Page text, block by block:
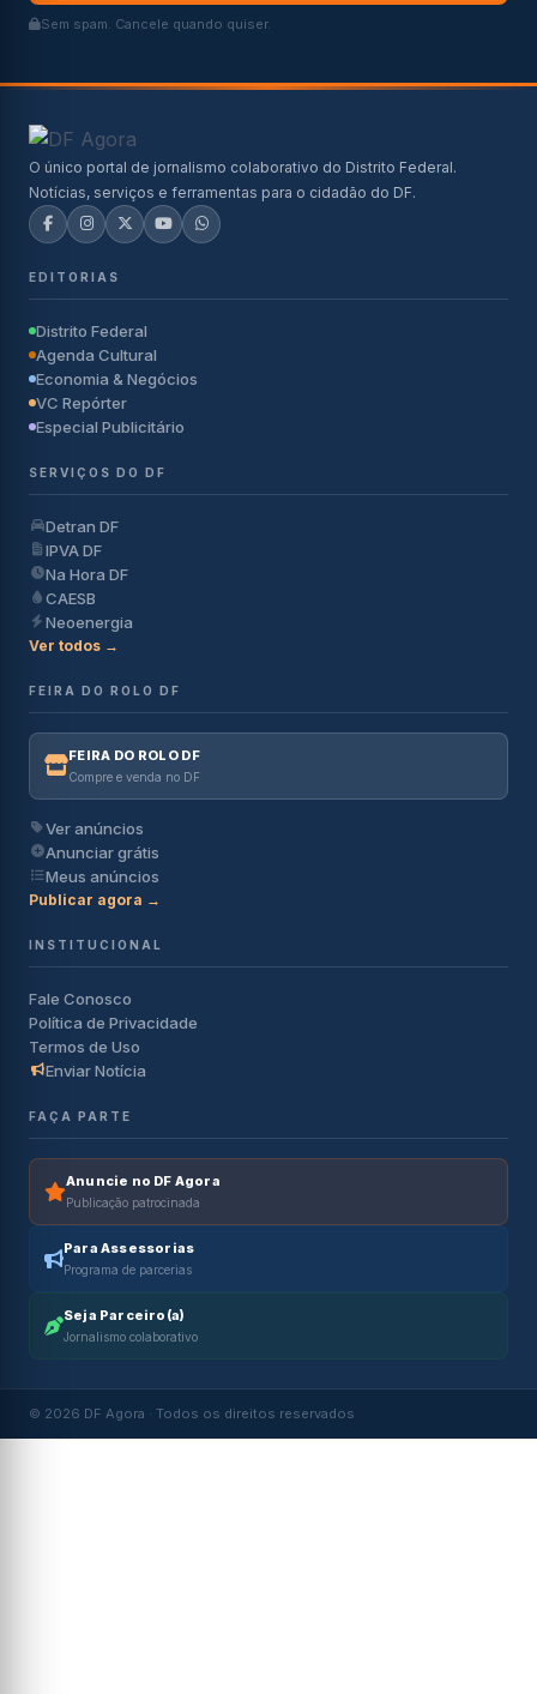
Sem spam. Cancele quando quiser.
O único portal de jornalismo colaborativo do Distrito Federal.
Notícias, serviços e ferramentas para o cidadão do DF.
EDITORIAS
Distrito Federal
Agenda Cultural
Economia & Negócios
VC Repórter
Especial Publicitário
SERVIÇOS DO DF
Detran DF
IPVA DF
Na Hora DF
CAESB
Neoenergia
Ver todos →
FEIRA DO ROLO DF
FEIRA DO ROLO DF
Compre e venda no DF
Ver anúncios
Anunciar grátis
Meus anúncios
Publicar agora →
INSTITUCIONAL
Fale Conosco
Política de Privacidade
Termos de Uso
Enviar Notícia
FAÇA PARTE
Anuncie no DF Agora
Publicação patrocinada
Para Assessorias
Programa de parcerias
Seja Parceiro(a)
Jornalismo colaborativo
© 2026 DF Agora · Todos os direitos reservados